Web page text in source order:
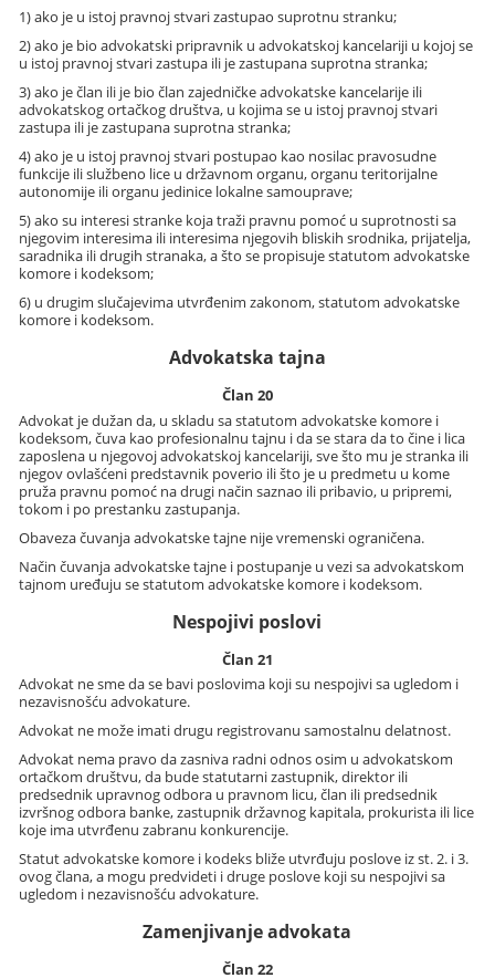
1) ako je u istoj pravnoj stvari zastupao suprotnu stranku;
2) ako je bio advokatski pripravnik u advokatskoj kancelariji u kojoj se
u istoj pravnoj stvari zastupa ili je zastupana suprotna stranka;
3) ako je član ili je bio član zajedničke advokatske kancelarije ili
advokatskog ortačkog društva, u kojima se u istoj pravnoj stvari
zastupa ili je zastupana suprotna stranka;
4) ako je u istoj pravnoj stvari postupao kao nosilac pravosudne
funkcije ili službeno lice u državnom organu, organu teritorijalne
autonomije ili organu jedinice lokalne samouprave;
5) ako su interesi stranke koja traži pravnu pomoć u suprotnosti sa
njegovim interesima ili interesima njegovih bliskih srodnika, prijatelja,
saradnika ili drugih stranaka, a što se propisuje statutom advokatske
komore i kodeksom;
6) u drugim slučajevima utvrđenim zakonom, statutom advokatske
komore i kodeksom.
Advokatska tajna
Član 20
Advokat je dužan da, u skladu sa statutom advokatske komore i
kodeksom, čuva kao profesionalnu tajnu i da se stara da to čine i lica
zaposlena u njegovoj advokatskoj kancelariji, sve što mu je stranka ili
njegov ovlašćeni predstavnik poverio ili što je u predmetu u kome
pruža pravnu pomoć na drugi način saznao ili pribavio, u pripremi,
tokom i po prestanku zastupanja.
Obaveza čuvanja advokatske tajne nije vremenski ograničena.
Način čuvanja advokatske tajne i postupanje u vezi sa advokatskom
tajnom uređuju se statutom advokatske komore i kodeksom.
Nespojivi poslovi
Član 21
Advokat ne sme da se bavi poslovima koji su nespojivi sa ugledom i
nezavisnošću advokature.
Advokat ne može imati drugu registrovanu samostalnu delatnost.
Advokat nema pravo da zasniva radni odnos osim u advokatskom
ortačkom društvu, da bude statutarni zastupnik, direktor ili
predsednik upravnog odbora u pravnom licu, član ili predsednik
izvršnog odbora banke, zastupnik državnog kapitala, prokurista ili lice
koje ima utvrđenu zabranu konkurencije.
Statut advokatske komore i kodeks bliže utvrđuju poslove iz st. 2. i 3.
ovog člana, a mogu predvideti i druge poslove koji su nespojivi sa
ugledom i nezavisnošću advokature.
Zamenjivanje advokata
Član 22